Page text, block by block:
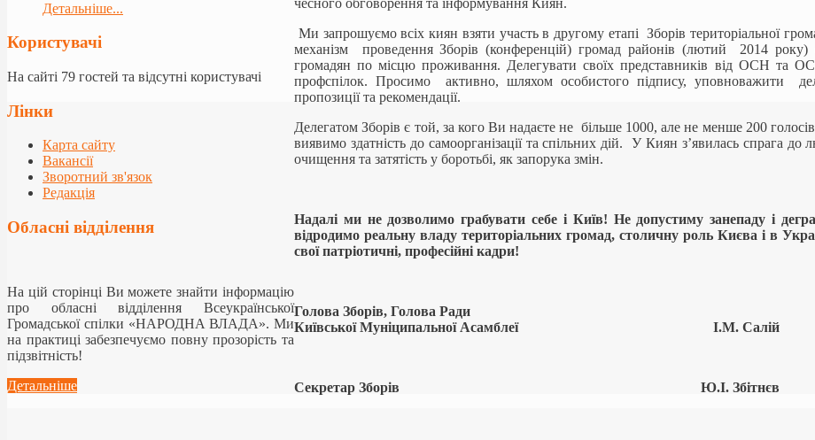
Ми запрошуємо всіх киян взяти участь в другому етапі Зборів територіальної
механізм проведення Зборів (конференцій) громад районів (лютий 2014 року)
громадян по місцю проживання. Делегувати своїх представників від ОСН та
профспілок. Просимо активно, шляхом особистого підпису, уповноважити
пропозиції та рекомендації.
Делегатом Зборів є той, за кого Ви надаєте не більше 1000, але не менше 200
виявимо здатність до самоорганізації та спільних дій. У Киян з’явилась спрага
очищення та затятість у боротьбі, як запорука змін.
Надалі ми не дозволимо грабувати себе і Київ! Не допустиму занепаду і
відродимо реальну владу територіальних громад, столичну роль Києва і в
свої патріотичні, професійні кадри!
Голова Зборів, Голова Ради
Київської Муніципальної Асамблеї І.М. Салій
Секретар Зборів Ю.І. Збітнєв
Детальніше...
Користувачі
На сайті 79 гостей та відсутні користувачі
Лінки
Карта сайту
Вакансії
Зворотний зв'язок
Редакція
Обласні відділення
На цій сторінці Ви можете знайти інформацію
про обласні відділення Всеукраїнської
Громадської спілки «НАРОДНА ВЛАДА». Ми
на практиці забезпечуємо повну прозорість та
підзвітність!
Детальніше